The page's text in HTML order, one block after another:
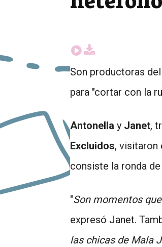
Son productoras
para "cortar con la
Antonella y Janet,
Excluidos, visitaron
consiste la ronda
"Son momentos
expresó Janet.
las chicas de Mala